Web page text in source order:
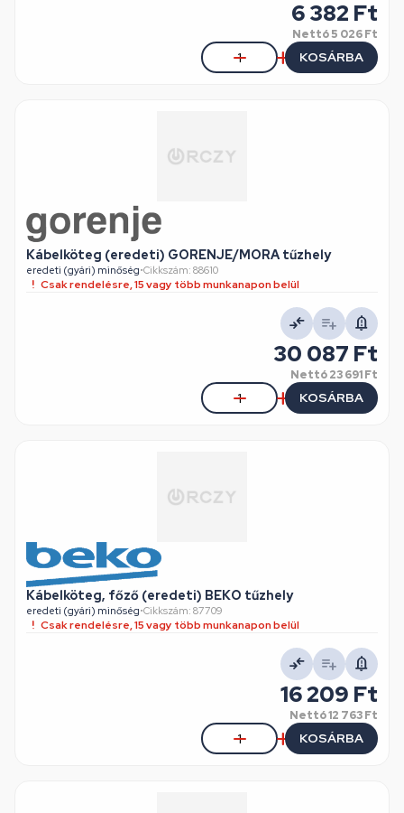
6 382 Ft
Nettó5 026 Ft
KOSÁRBA
Kábelköteg (eredeti) GORENJE/MORA tűzhely
eredeti (gyári) minőség•Cikkszám: 88610
Csak rendelésre, 15 vagy több munkanapon belül
30 087 Ft
Nettó23 691 Ft
KOSÁRBA
Kábelköteg, főző (eredeti) BEKO tűzhely
eredeti (gyári) minőség•Cikkszám: 87709
Csak rendelésre, 15 vagy több munkanapon belül
16 209 Ft
Nettó12 763 Ft
KOSÁRBA